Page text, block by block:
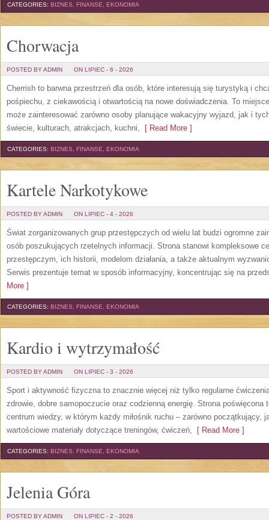
CATEGORIES: BIZNES, FINANSE, EKONOMIA
Chorwacja
POSTED BY ADMIN ON LIPIEC - 6 - 2026
Cherrish to barwna przestrzeń dla osób, które interesują się turystyką i
pośpiechu, z ciekawością i otwartością na nowe doświadczenia. To
może zainteresować zarówno osoby planujące wakacyjny wyjazd, jak i
świecie, kulturach, atrakcjach, kuchni, [ Read More ]
CATEGORIES: BIZNES, FINANSE, EKONOMIA
Kartele Narkotykowe
POSTED BY ADMIN ON LIPIEC - 4 - 2026
Świat zorganizowanych grup przestępczych od wielu lat budzi ogromne
osób poszukujących rzetelnych informacji. Strona stanowi kompleksowe
przestępczym, ich historii, modelom działania, a także aktualnym
Serwis prezentuje temat w sposób informacyjny, koncentrując się na
More ]
CATEGORIES: BIZNES, FINANSE, EKONOMIA
Kardio i wytrzymałość
POSTED BY ADMIN ON LIPIEC - 3 - 2026
Sport i aktywność fizyczna to znacznie więcej niż tylko regularne
zdrowie, dobre samopoczucie oraz codzienną energię. Strona poświęcona
centrum wiedzy, w którym każdy miłośnik ruchu – zarówno początkujący,
wartościowe materiały dotyczące treningów, ćwiczeń, [ Read More ]
CATEGORIES: BIZNES, FINANSE, EKONOMIA
Jelenia Góra
POSTED BY ADMIN ON LIPIEC - 2 - 2026